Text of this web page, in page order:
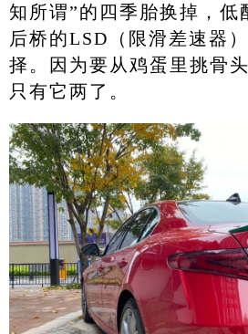
知所谓”的四季胎换掉，低
后桥的LSD（限滑差速器
择。因为要从鸡蛋里挑骨
只有它两了。